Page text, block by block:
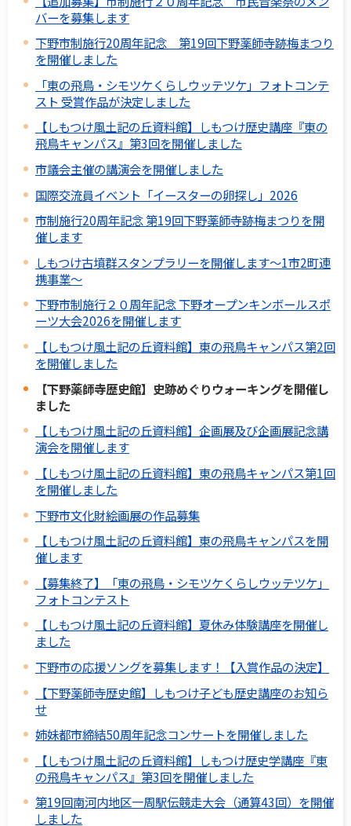
バーを募集します
下野市制施行20周年記念 第19回下野薬師寺跡梅まつり
を開催しました
「東の飛鳥・シモツケくらしウッテツケ」フォトコンテ
スト 受賞作品が決定しました
【しもつけ風土記の丘資料館】しもつけ歴史講座『東の
飛鳥キャンパス』第3回を開催しました
市議会主催の講演会を開催しました
国際交流員イベント「イースターの卵探し」2026
市制施行20周年記念 第19回下野薬師寺跡梅まつりを開
催します
しもつけ古墳群スタンプラリーを開催します～1市2町連
携事業～
下野市制施行２０周年記念 下野オープンキンボールスポ
ーツ大会2026を開催します
【しもつけ風土記の丘資料館】東の飛鳥キャンパス第2回
を開催しました
【下野薬師寺歴史館】史跡めぐりウォーキングを開催し
ました
【しもつけ風土記の丘資料館】企画展及び企画展記念講
演会を開催します
【しもつけ風土記の丘資料館】東の飛鳥キャンパス第1回
を開催しました
下野市文化財絵画展の作品募集
【しもつけ風土記の丘資料館】東の飛鳥キャンパスを開
催します
【募集終了】「東の飛鳥・シモツケくらしウッテツケ」
フォトコンテスト
【しもつけ風土記の丘資料館】夏休み体験講座を開催し
ました
下野市の応援ソングを募集します！【入賞作品の決定】
【下野薬師寺歴史館】しもつけ子ども歴史講座のお知ら
せ
姉妹都市締結50周年記念コンサートを開催しました
【しもつけ風土記の丘資料館】しもつけ歴史学講座『東
の飛鳥キャンパス』第3回を開催しました
第19回南河内地区一周駅伝競走大会（通算43回）を開催
しました